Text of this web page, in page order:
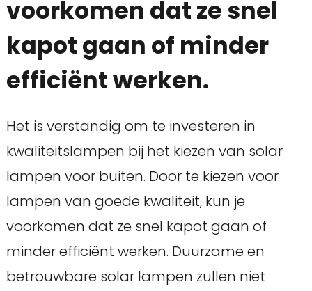
voorkomen dat ze snel
kapot gaan of minder
efficiënt werken.
Het is verstandig om te investeren in
kwaliteitslampen bij het kiezen van solar
lampen voor buiten. Door te kiezen voor
lampen van goede kwaliteit, kun je
voorkomen dat ze snel kapot gaan of
minder efficiënt werken. Duurzame en
betrouwbare solar lampen zullen niet